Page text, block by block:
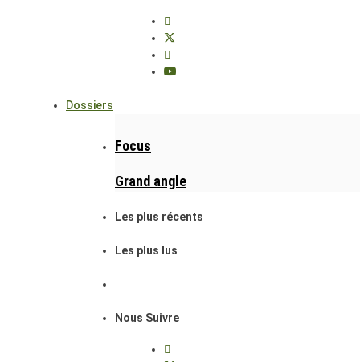
Dossiers
Focus
Grand angle
Les plus récents
Les plus lus
Nous Suivre